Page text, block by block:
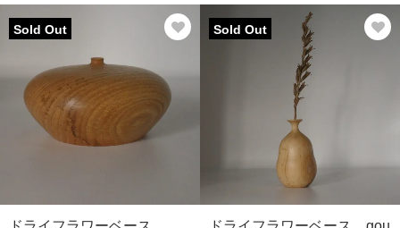
Sold Out Sold Out